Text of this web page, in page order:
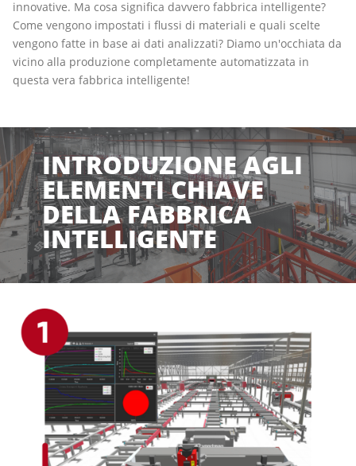
innovative. Ma cosa significa davvero fabbrica intelligente?
Come vengono impostati i flussi di materiali e quali scelte
vengono fatte in base ai dati analizzati? Diamo un'occhiata da
vicino alla produzione completamente automatizzata in
questa vera fabbrica intelligente!
INTRODUZIONE AGLI
ELEMENTI CHIAVE
DELLA FABBRICA
INTELLIGENTE